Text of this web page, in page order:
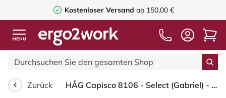
Kostenloser Versand ab 150,00 €
Zurück HÅG Capisco 8106 - Select (Gabriel) - Wolle / Polyamid - SC67098 - Glacier blue - Blush Rose - 200 mm (Sitzhöhe 46-64cm) - Bodengleiter